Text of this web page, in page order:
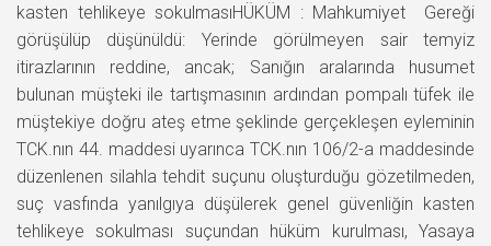
kasten tehlikeye sokulmasıHÜKÜM : Mahkumiyet Gereği
görüşülüp düşünüldü: Yerinde görülmeyen sair temyiz
itirazlarının reddine, ancak; Sanığın aralarında husumet
bulunan müşteki ile tartışmasının ardından pompalı tüfek ile
müştekiye doğru ateş etme şeklinde gerçekleşen eyleminin
TCK.nın 44. maddesi uyarınca TCK.nın 106/2-a maddesinde
düzenlenen silahla tehdit suçunu oluşturduğu gözetilmeden,
suç vasfında yanılgıya düşülerek genel güvenliğin kasten
tehlikeye sokulması suçundan hüküm kurulması, Yasaya